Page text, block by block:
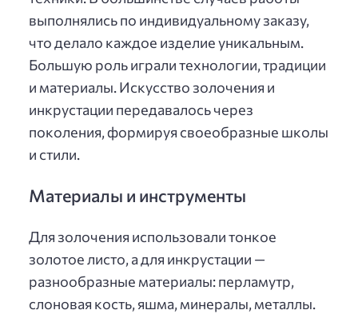
выполнялись по индивидуальному заказу,
что делало каждое изделие уникальным.
Большую роль играли технологии, традиции
и материалы. Искусство золочения и
инкрустации передавалось через
поколения, формируя своеобразные школы
и стили.
Материалы и инструменты
Для золочения использовали тонкое
золотое листо, а для инкрустации —
разнообразные материалы: перламутр,
слоновая кость, яшма, минералы, металлы.